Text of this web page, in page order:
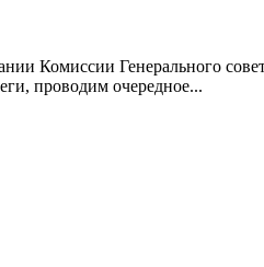
Комиссии Генерального
проводим очередное...